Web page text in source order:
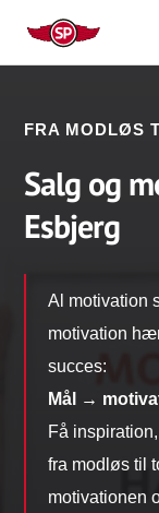
FRA MODLØS
Salg og
Esbjerg
Al motivation
motivation
succes:
Mål →
Få
fra modløs til
motivationen